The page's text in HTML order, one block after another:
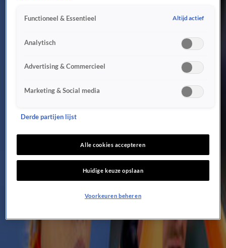
15 feb, 18:06
15 feb, 18:02
15 feb, 16:34
Weer goud voor Jens van 't Wout: nu ook olympisch kampioen op 1500 meter shorttrack!
14 feb, 22:57
Zo laat komen Jutta Leerdam, Femke Kok en Anna Boersma zondag in actie op de 500
14 feb, 22:00
Joep Wennemars na drama op 1000 meter: 'Voel me enorm gesteund door het hele volk'
Jenning de Boo verovert op 500 meter zijn tweede zilveren medaille op Olympische
14 feb, 17:49
Jordan Stolz gespot met 'Jorrit Bergsma-mattie' voorafgaand aan de 500 meter
Zo laat komen Jenning de Boo, Joep Wennemars en Sebas Diniz zaterdag in actie op de
14 feb, 13:46
Functioneel & Essentieel Altijd actief
Analytisch
Advertising & Commercieel
Marketing & Social media
Derde partijen lijst
Alle cookies accepteren
Huidige keuze opslaan
Voorkeuren beheren